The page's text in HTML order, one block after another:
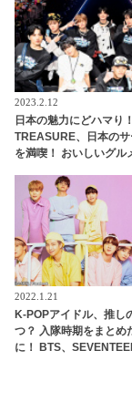
2023.2.12
日本の魅力にどハマり
TREASURE、日本の
を満喫！ おいしいグル
2022.1.21
K-POPアイドル、推し
つ？ 入隊時期をまとめ
に！ BTS、